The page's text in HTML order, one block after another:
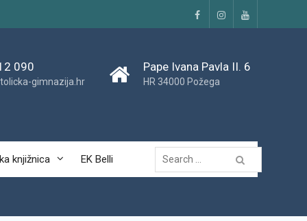
FacebookInstagramYouTube
090
gimnazija.hr
Pape Ivana Pavla II. 6
HR 34000 Požega
knjižnica EK Belli
Traži...